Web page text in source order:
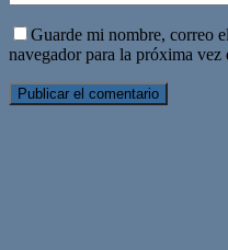
Guarde mi nombre, correo
navegador para la próxima vez